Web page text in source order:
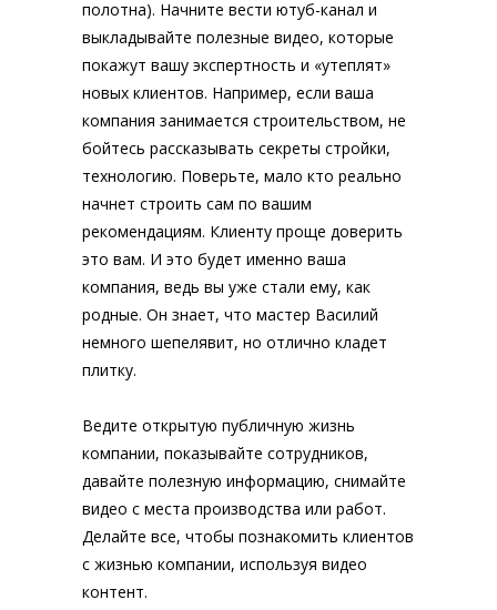
полотна). Начните вести ютуб-канал и
выкладывайте полезные видео, которые
покажут вашу экспертность и «утеплят»
новых клиентов. Например, если ваша
компания занимается строительством, не
бойтесь рассказывать секреты стройки,
технологию. Поверьте, мало кто реально
начнет строить сам по вашим
рекомендациям. Клиенту проще доверить
это вам. И это будет именно ваша
компания, ведь вы уже стали ему, как
родные. Он знает, что мастер Василий
немного шепелявит, но отлично кладет
плитку.
Ведите открытую публичную жизнь
компании, показывайте сотрудников,
давайте полезную информацию, снимайте
видео с места производства или работ.
Делайте все, чтобы познакомить клиентов
с жизнью компании, используя видео
контент.